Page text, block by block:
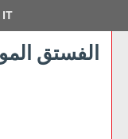
الفستق
IT